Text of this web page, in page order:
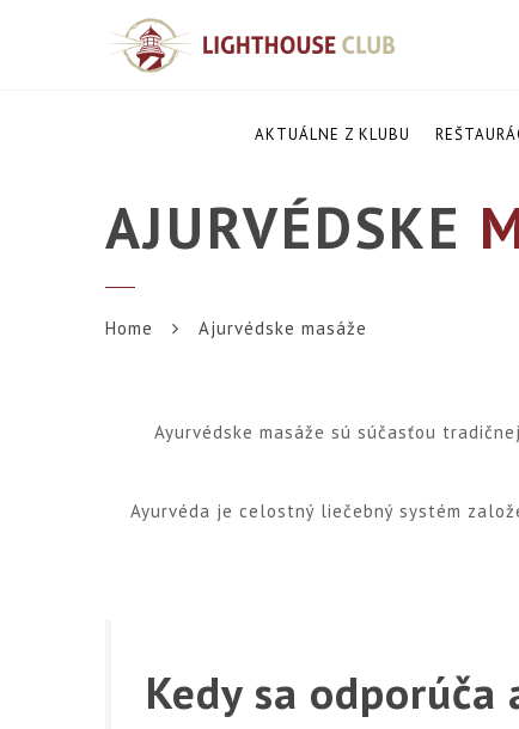
AKTUÁLNE Z KLUBU
AJURVÉDSKE
Home Ajurvédske masáže
Ayurvédske masáže sú súčasťou
Ayurvéda je celostný liečebný systém
Kedy sa